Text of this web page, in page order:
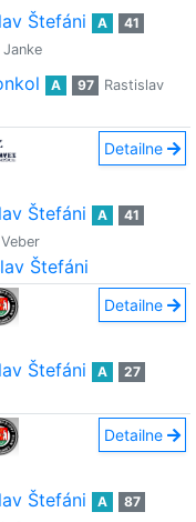
Štefáni A
41
A 97
Rastislav
Detailne
Štefáni A
41
Štefáni
Detailne
Štefáni A
27
Detailne
Štefáni A
87